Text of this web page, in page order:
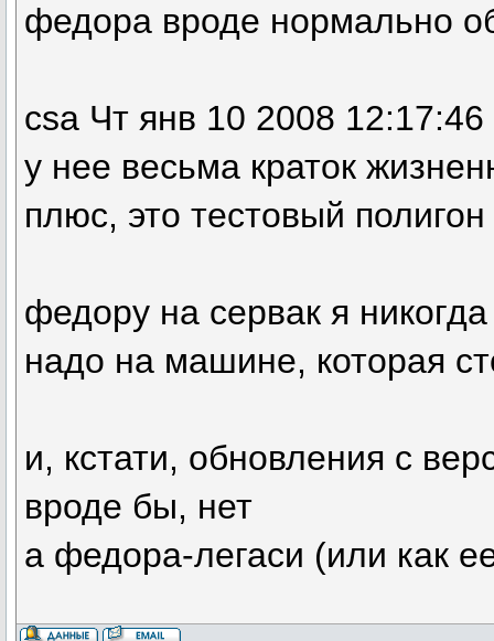
федора вроде нормально
csa Чт янв 10 2008 12:17:46
у нее весьма краток
плюс, это тестовый
федору на сервак я
надо на машине, которая
и, кстати, обновления с
вроде бы, нет
а федора-легаси (или как